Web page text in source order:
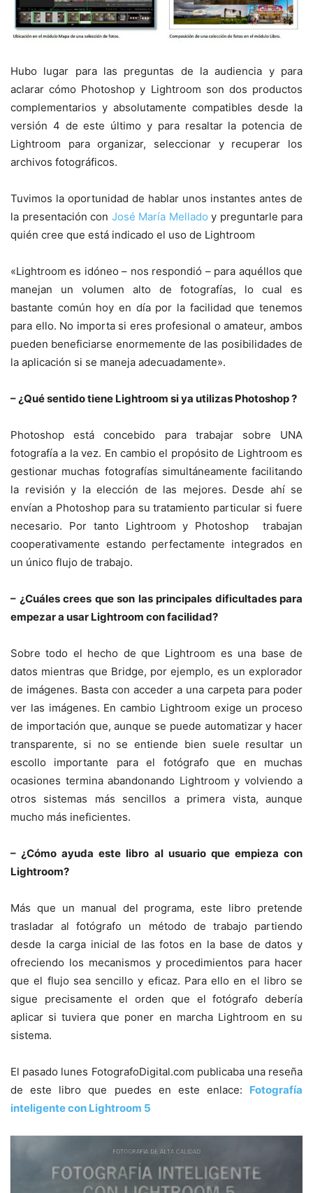
Hubo lugar para las preguntas de la audiencia y para
aclarar cómo Photoshop y Lightroom son dos productos
complementarios y absolutamente compatibles desde la
versión 4 de este último y para resaltar la potencia de
Lightroom para organizar, seleccionar y recuperar los
archivos fotográficos.
Tuvimos la oportunidad de hablar unos instantes antes de
la presentación con José María Mellado y preguntarle para
quién cree que está indicado el uso de Lightroom
«Lightroom es idóneo – nos respondió – para aquéllos que
manejan un volumen alto de fotografías, lo cual es
bastante común hoy en día por la facilidad que tenemos
para ello. No importa si eres profesional o amateur, ambos
pueden beneficiarse enormemente de las posibilidades de
la aplicación si se maneja adecuadamente».
– ¿Qué sentido tiene Lightroom si ya utilizas Photoshop ?
Photoshop está concebido para trabajar sobre UNA
fotografía a la vez. En cambio el propósito de Lightroom es
gestionar muchas fotografías simultáneamente facilitando
la revisión y la elección de las mejores. Desde ahí se
envían a Photoshop para su tratamiento particular si fuere
necesario. Por tanto Lightroom y Photoshop trabajan
cooperativamente estando perfectamente integrados en
un único flujo de trabajo.
– ¿Cuáles crees que son las principales dificultades para
empezar a usar Lightroom con facilidad?
Sobre todo el hecho de que Lightroom es una base de
datos mientras que Bridge, por ejemplo, es un explorador
de imágenes. Basta con acceder a una carpeta para poder
ver las imágenes. En cambio Lightroom exige un proceso
de importación que, aunque se puede automatizar y hacer
transparente, si no se entiende bien suele resultar un
escollo importante para el fotógrafo que en muchas
ocasiones termina abandonando Lightroom y volviendo a
otros sistemas más sencillos a primera vista, aunque
mucho más ineficientes.
– ¿Cómo ayuda este libro al usuario que empieza con
Lightroom?
Más que un manual del programa, este libro pretende
trasladar al fotógrafo un método de trabajo partiendo
desde la carga inicial de las fotos en la base de datos y
ofreciendo los mecanismos y procedimientos para hacer
que el flujo sea sencillo y eficaz. Para ello en el libro se
sigue precisamente el orden que el fotógrafo debería
aplicar si tuviera que poner en marcha Lightroom en su
sistema.
El pasado lunes FotografoDigital.com publicaba una reseña
de este libro que puedes en este enlace: Fotografía
inteligente con Lightroom 5